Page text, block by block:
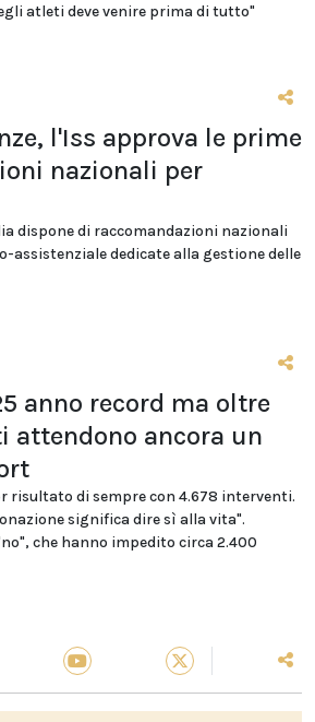
atleti deve venire prima di tutto"
l'Iss approva le prime
nazionali per
dispone di raccomandazioni nazionali
assistenziale dedicate alla gestione delle
anno record ma oltre
attendono ancora un
risultato di sempre con 4.678 interventi.
significa dire sì alla vita".
che hanno impedito circa 2.400